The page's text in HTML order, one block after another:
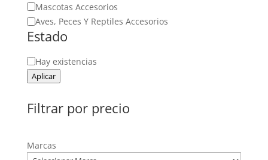
Mascotas Accesorios
Aves, Peces Y Reptiles Accesorios
Estado
Estado
Hay existencias
Aplicar
Filtrar por precio
Marcas